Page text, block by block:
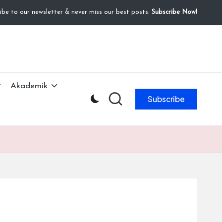
to our newsletter & never miss our best posts. Subscribe Now!
Akademik
Subscribe